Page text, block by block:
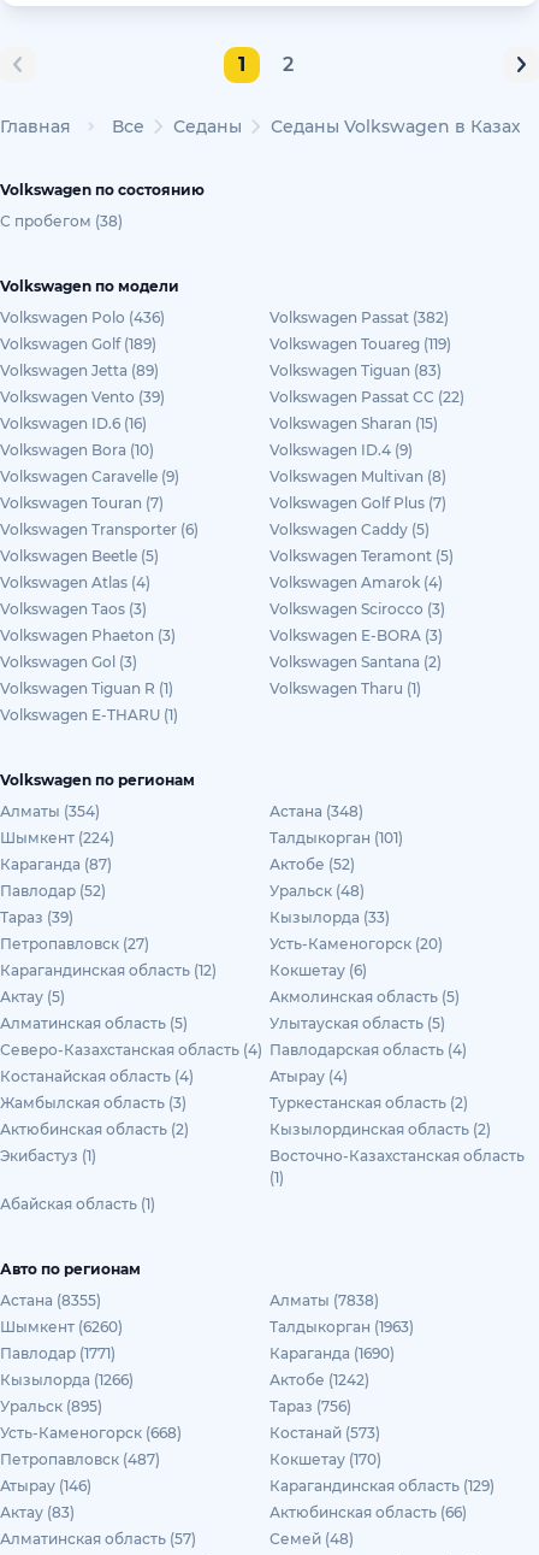
1 2
Главная Все Седаны Седаны Volkswagen в
Volkswagen по состоянию
С пробегом (38)
Volkswagen по модели
Volkswagen Polo (436)
Volkswagen Passat (382)
Volkswagen Golf (189)
Volkswagen Touareg (119)
Volkswagen Jetta (89)
Volkswagen Tiguan (83)
Volkswagen Vento (39)
Volkswagen Passat CC (22)
Volkswagen ID.6 (16)
Volkswagen Sharan (15)
Volkswagen Bora (10)
Volkswagen ID.4 (9)
Volkswagen Caravelle (9)
Volkswagen Multivan (8)
Volkswagen Touran (7)
Volkswagen Golf Plus (7)
Volkswagen Transporter (6)
Volkswagen Caddy (5)
Volkswagen Beetle (5)
Volkswagen Teramont (5)
Volkswagen Atlas (4)
Volkswagen Amarok (4)
Volkswagen Taos (3)
Volkswagen Scirocco (3)
Volkswagen Phaeton (3)
Volkswagen E-BORA (3)
Volkswagen Gol (3)
Volkswagen Santana (2)
Volkswagen Tiguan R (1)
Volkswagen Tharu (1)
Volkswagen E-THARU (1)
Volkswagen по регионам
Алматы (354)
Астана (348)
Шымкент (224)
Талдыкорган (101)
Караганда (87)
Актобе (52)
Павлодар (52)
Уральск (48)
Тараз (39)
Кызылорда (33)
Петропавловск (27)
Усть-Каменогорск (20)
Карагандинская область (12)
Кокшетау (6)
Актау (5)
Акмолинская область (5)
Алматинская область (5)
Улытауская область (5)
Северо-Казахстанская область (4) Павлодарская область (4)
Костанайская область (4)
Атырау (4)
Жамбылская область (3)
Туркестанская область (2)
Актюбинская область (2)
Кызылординская область (2)
Экибастуз (1)
Восточно-Казахстанская область
(1)
Абайская область (1)
Авто по регионам
Астана (8355)
Алматы (7838)
Шымкент (6260)
Талдыкорган (1963)
Павлодар (1771)
Караганда (1690)
Кызылорда (1266)
Актобе (1242)
Уральск (895)
Тараз (756)
Усть-Каменогорск (668)
Костанай (573)
Петропавловск (487)
Кокшетау (170)
Атырау (146)
Карагандинская область (129)
Актау (83)
Актюбинская область (66)
Алматинская область (57)
Семей (48)